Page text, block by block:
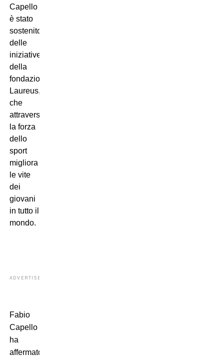
Capello
è stato
sostenitore
delle
iniziative
della
fondazione
Laureus,
che
attraverso
la forza
dello
sport
migliora
le vite
dei
giovani
in tutto il
mondo.
ADVERTISEMENT
Fabio
Capello
ha
affermato: